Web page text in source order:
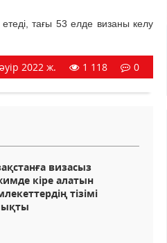
тағы 53 елде визаны келу
2022 ж. 1 118 0
визасыз
кіре алатын
тізімі